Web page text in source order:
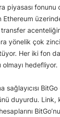
piyasası
Ethereum
transfer
yönelik çok
Her iki fon
olmayı hedefliyor.
sağlayıcısı BitGo
duyurdu. Link,